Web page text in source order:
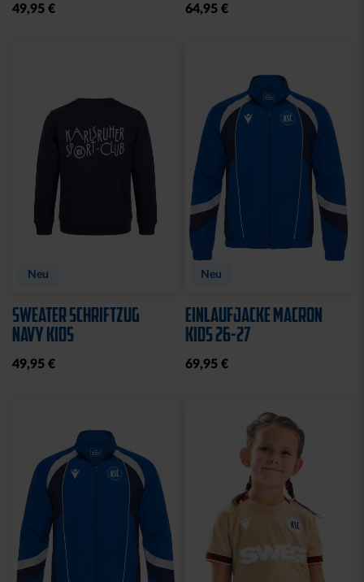
49,95 € 64,95 €
Neu
SWEATER SCHRIFTZUG
NAVY KIDS
49,95 €
Neu
EINLAUFJACKE MACRON
KIDS 26-27
69,95 €